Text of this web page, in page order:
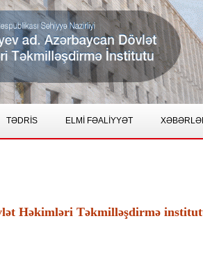
TƏDRİS ELMİ FƏALİYYƏT
Həkimləri Təkmilləşdirmə